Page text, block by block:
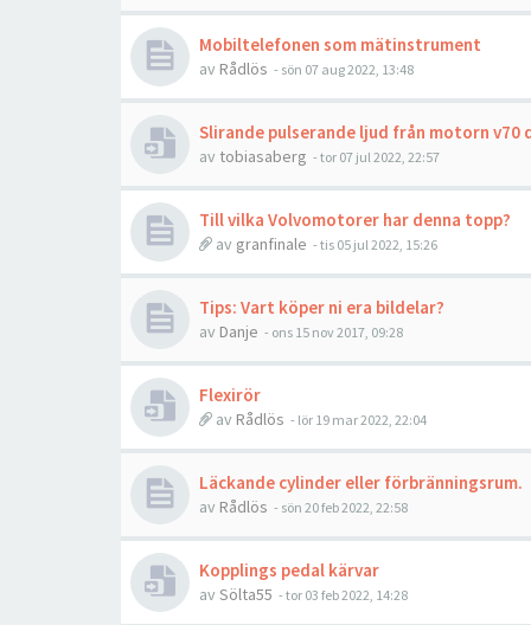
Mobiltelefonen som mätinstrument
av Rådlös - sön 07 aug 2022, 13:48
Slirande pulserande ljud från motorn v70
av tobiasaberg - tor 07 jul 2022, 22:57
Till vilka Volvomotorer har denna topp?
av granfinale - tis 05 jul 2022, 15:26
Tips: Vart köper ni era bildelar?
av Danje - ons 15 nov 2017, 09:28
Flexirör
av Rådlös - lör 19 mar 2022, 22:04
Läckande cylinder eller förbränningsrum.
av Rådlös - sön 20 feb 2022, 22:58
Kopplings pedal kärvar
av Sölta55 - tor 03 feb 2022, 14:28